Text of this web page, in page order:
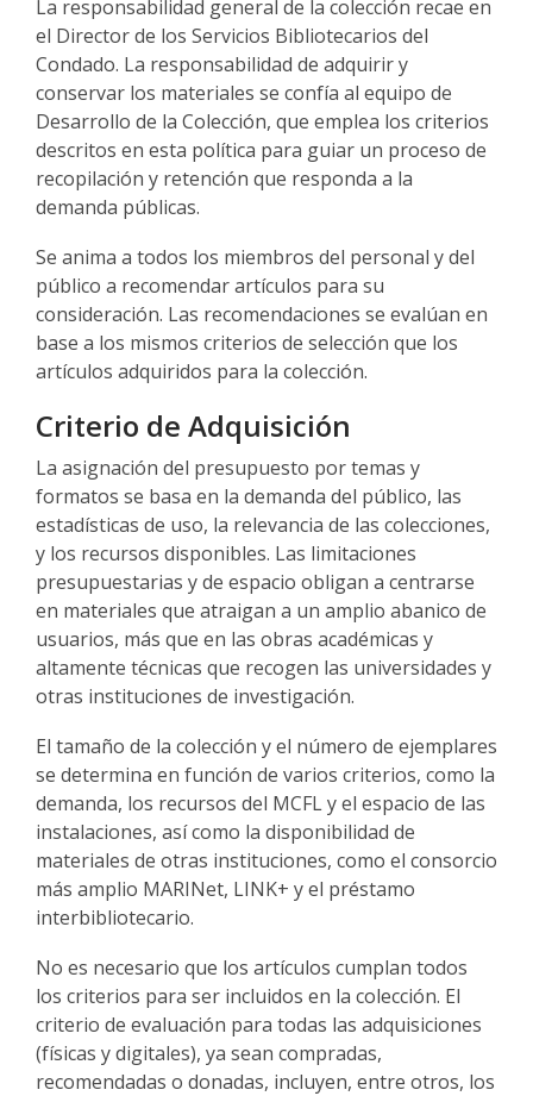
w
La responsabilidad general de la colección recae en
el Director de los Servicios Bibliotecarios del
Condado. La responsabilidad de adquirir y
conservar los materiales se confía al equipo de
Desarrollo de la Colección, que emplea los criterios
descritos en esta política para guiar un proceso de
recopilación y retención que responda a la
demanda públicas.
Se anima a todos los miembros del personal y del
público a recomendar artículos para su
consideración. Las recomendaciones se evalúan en
base a los mismos criterios de selección que los
artículos adquiridos para la colección.
Criterio de Adquisición
La asignación del presupuesto por temas y
formatos se basa en la demanda del público, las
estadísticas de uso, la relevancia de las colecciones,
y los recursos disponibles. Las limitaciones
presupuestarias y de espacio obligan a centrarse
en materiales que atraigan a un amplio abanico de
usuarios, más que en las obras académicas y
altamente técnicas que recogen las universidades y
otras instituciones de investigación.
El tamaño de la colección y el número de ejemplares
se determina en función de varios criterios, como la
demanda, los recursos del MCFL y el espacio de las
instalaciones, así como la disponibilidad de
materiales de otras instituciones, como el consorcio
más amplio MARINet, LINK+ y el préstamo
interbibliotecario.
No es necesario que los artículos cumplan todos
los criterios para ser incluidos en la colección. El
criterio de evaluación para todas las adquisiciones
(físicas y digitales), ya sean compradas,
recomendadas o donadas, incluyen, entre otros, los